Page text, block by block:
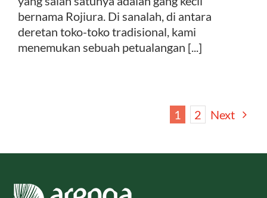
bernama Rojiura. Di sanalah, di antara
deretan toko-toko tradisional, kami
menemukan sebuah petualangan [...]
1 2 Next